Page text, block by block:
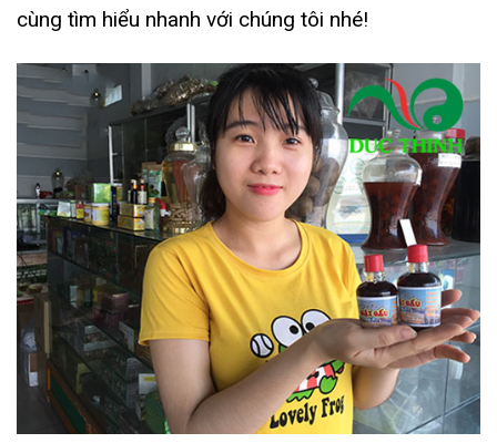
cùng tìm hiểu nhanh với chúng tôi nhé!